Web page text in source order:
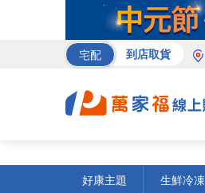
宅配 到店取貨
好康主題
生鮮冷凍